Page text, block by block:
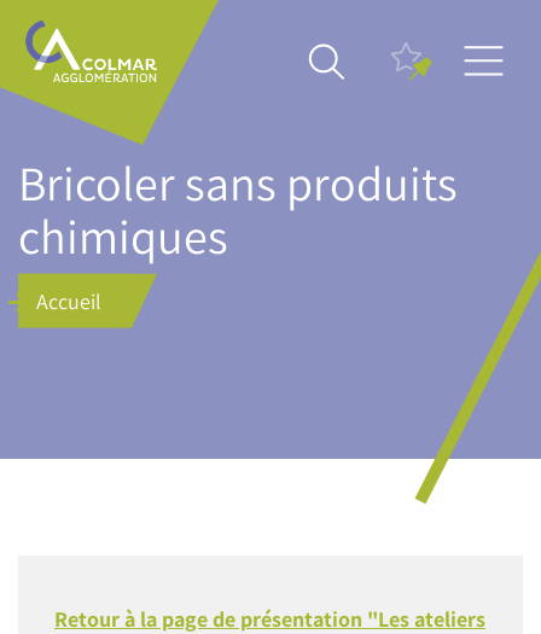
Aller
contenu
principal
Main
navigation
Bricoler sans produits
chimiques
Accueil
Retour à la page de présentation "Les ateliers